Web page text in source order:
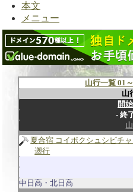
本文
メニュー
山行一覧 01
山
開
終
夏合宿 コイボクシュシビチ
遡行
中日高・北日高